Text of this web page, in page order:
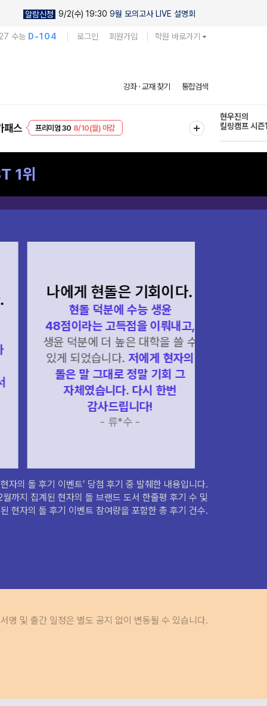
알람신청 9/2(수) 19:30 9월 모의고사 LIVE 설명회
수능 D-104 로그인 회원가입 학원 바로가기
강좌 · 교재 찾기 통합검색
패스
EVENT 8/10(월) 마감
다채로운 난도
실전 모의고사
1위
나에게 현돌은 기회이다.
현돌 덕분에 수능 생윤
48점이라는 고득점을 이뤄내고,
생윤 덕분에 더 높은 대학을 쓸 수
있게 되었습니다. 저에게 현자의
돌은 말 그대로 정말 기회 그
자체였습니다. 다시 한번
감사드립니다!
- 류*수 -
의 돌 후기 이벤트’ 당첨 후기 중 발췌한 내용입니다.
지 집계된 현자의 돌 브랜드 도서 한줄평 후기 수 및
현자의 돌 후기 이벤트 참여량을 포함한 총 후기 건수.
명 및 출간 일정은 별도 공지 없이 변동될 수 있습니다.